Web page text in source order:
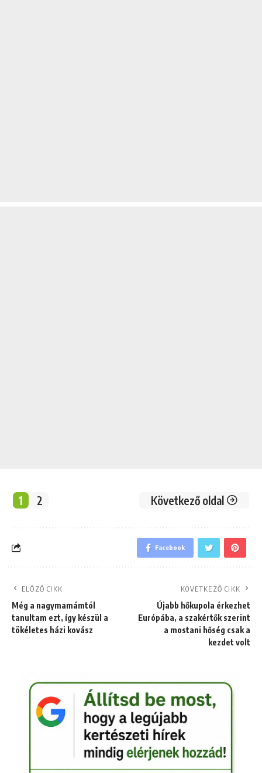
1 2 Következő oldal
Facebook
ELŐZŐ CIKK
Még a nagymamámtól
tanultam ezt, így készül a
tökéletes házi kovász
KÖVETKEZŐ CIKK
Újabb hőkupola érkezhet
Európába, a szakértők szerint
a mostani hőség csak a
kezdet volt